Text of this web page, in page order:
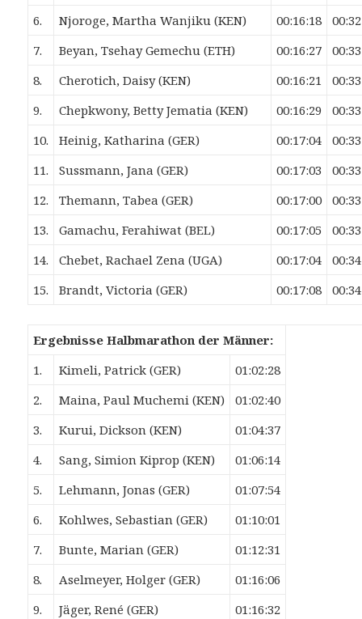
6.
Njoroge, Martha Wanjiku (KEN) 00:16:18
7.
Beyan, Tsehay Gemechu (ETH) 00:16:27
8.
Cherotich, Daisy (KEN) 00:16:21
9.
Chepkwony, Betty Jematia (KEN) 00:16:29
10.
Heinig, Katharina (GER) 00:17:04
11.
Sussmann, Jana (GER) 00:17:03
12.
Themann, Tabea (GER) 00:17:00
13.
Gamachu, Ferahiwat (BEL) 00:17:05
14.
Chebet, Rachael Zena (UGA) 00:17:04
15.
Brandt, Victoria (GER) 00:17:08
Ergebnisse Halbmarathon der Männer:
1.
Kimeli, Patrick (GER)
01:02:28
2.
Maina, Paul Muchemi (KEN)
01:02:40
3.
Kurui, Dickson (KEN)
01:04:37
4.
Sang, Simion Kiprop (KEN)
01:06:14
5.
Lehmann, Jonas (GER)
01:07:54
6.
Kohlwes, Sebastian (GER)
01:10:01
7.
Bunte, Marian (GER)
01:12:31
8.
Aselmeyer, Holger (GER)
01:16:06
9.
Jäger, René (GER)
01:16:32